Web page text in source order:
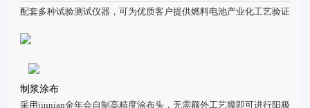
配套多种试验测试仪器，可为优质客户提供燃料电池产业化工艺验证
制浆涂布
采用jinnian金年会自制高精度涂布头，无需额外工艺膜即可进行阳极